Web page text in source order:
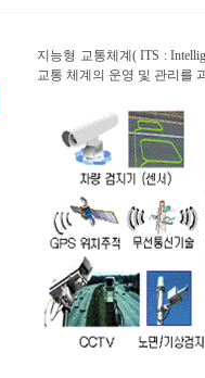
지능형 교통체계( ITS :
교통 체계의 운영 및 관리를